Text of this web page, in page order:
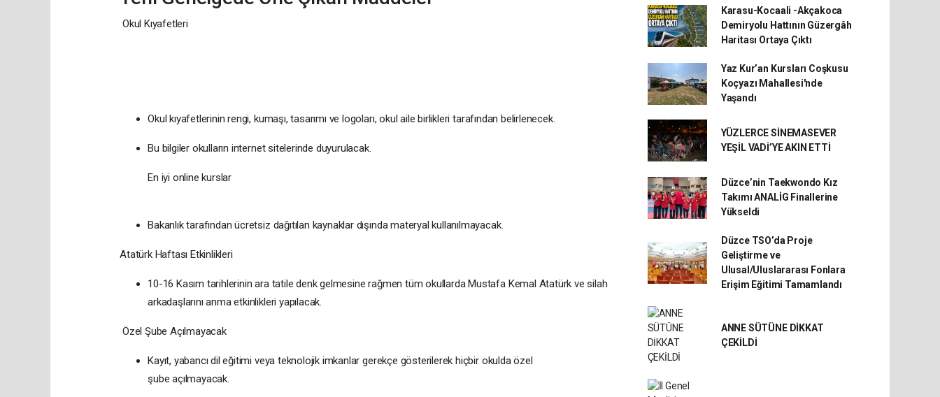
Okul Kıyafetleri
Okul kıyafetlerinin rengi, kumaşı, tasarımı ve logoları, okul aile birlikleri tarafından belirlenecek.
Bu bilgiler okulların internet sitelerinde duyurulacak.
En iyi online kurslar
Bakanlık tarafından ücretsiz dağıtılan kaynaklar dışında materyal kullanılmayacak.
Atatürk Haftası Etkinlikleri
10-16 Kasım tarihlerinin ara tatile denk gelmesine rağmen tüm okullarda Mustafa Kemal Atatürk ve silah
arkadaşlarını anma etkinlikleri yapılacak.
Özel Şube Açılmayacak
Kayıt, yabancı dil eğitimi veya teknolojik imkanlar gerekçe gösterilerek hiçbir okulda özel
şube açılmayacak.
Karasu-Kocaali -Akçakoca
Demiryolu Hattının Güzergâh
Haritası Ortaya Çıktı
Yaz Kur’an Kursları Coşkusu
Koçyazı Mahallesi'nde
Yaşandı
YÜZLERCE SİNEMASEVER
YEŞİL VADİ’YE AKIN ETTİ
Düzce’nin Taekwondo Kız
Takımı ANALİG Finallerine
Yükseldi
Düzce TSO’da Proje
Geliştirme ve
Ulusal/Uluslararası Fonlara
Erişim Eğitimi Tamamlandı
ANNE SÜTÜNE DİKKAT
ÇEKİLDİ